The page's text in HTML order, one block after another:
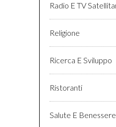
Radio E TV
Religione
Ricerca E Sviluppo
Ristoranti
Salute E Benessere